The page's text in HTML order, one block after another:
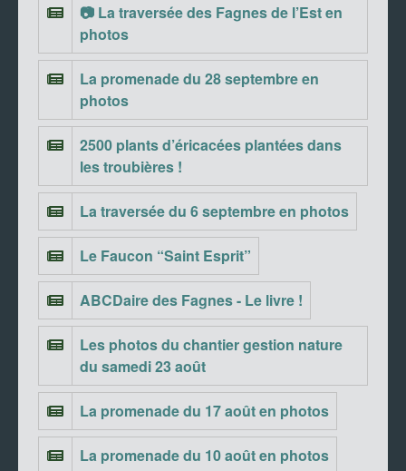
📷 La traversée des Fagnes de l’Est en
photos
La promenade du 28 septembre en
photos
2500 plants d’éricacées plantées dans
les troubières !
La traversée du 6 septembre en photos
Le Faucon “Saint Esprit”
ABCDaire des Fagnes - Le livre !
Les photos du chantier gestion nature
du samedi 23 août
La promenade du 17 août en photos
La promenade du 10 août en photos